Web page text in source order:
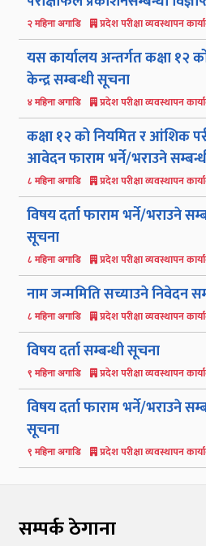
२ महिना अगाडि प्रदेश परीक्षा व्यवस्थापन
यस कार्यालय अन्तर्गत कक्षा १२ को
केन्द्र सम्बन्धी सूचना
४ महिना अगाडि प्रदेश परीक्षा व्यवस्थापन
कक्षा १२ को नियमित र आंशिक
आवेदन फाराम भर्ने/भराउने
८ महिना अगाडि प्रदेश परीक्षा व्यवस्थापन
विषय दर्ता फाराम भर्ने/भराउने
सूचना
८ महिना अगाडि प्रदेश परीक्षा व्यवस्थापन
नाम जन्ममिति सच्याउने निवेदन
८ महिना अगाडि प्रदेश परीक्षा व्यवस्थापन
विषय दर्ता सम्बन्धी सूचना
९ महिना अगाडि प्रदेश परीक्षा व्यवस्थापन
विषय दर्ता फाराम भर्ने/भराउने
सूचना
९ महिना अगाडि प्रदेश परीक्षा व्यवस्थापन
सम्पर्क ठेगाना